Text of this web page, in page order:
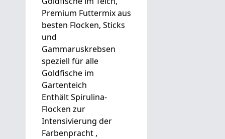
Premium Futtermix aus
besten Flocken, Sticks
und
Gammaruskrebsen
speziell für alle
Goldfische im
Gartenteich
Enthält Spirulina-
Flocken zur
Intensivierung der
Farbenpracht ,